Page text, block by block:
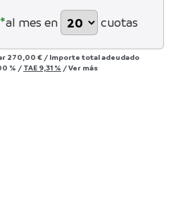
al mes en cuotas
270,00 € / Importe total adeudado
% / TAE 9,31 % /Ver más